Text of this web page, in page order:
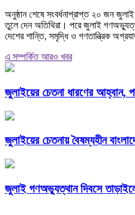
অনুষ্ঠান শেষে সংবর্ধনাপ্রাপ্ত ২০ জন
তুলে দেন অতিথিরা। পরে জুলাই
দেশের শান্তি, সমৃদ্ধি ও গণতান্ত্রিক
এ সম্পর্কিত আরও খবর
জুলাইয়ের চেতনা ধারণের আহ্বান,
জুলাইয়ের চেতনায় বৈষম্যহীন
জুলাই গণঅভ্যুত্থান দিবসে